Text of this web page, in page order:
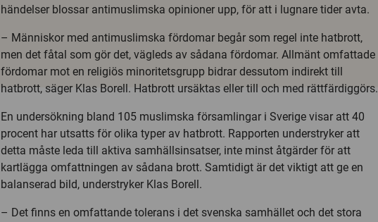
händelser blossar antimuslimska opinioner upp, för att i lugnare tider avta.
– Människor med antimuslimska fördomar begår som regel inte hatbrott,
men det fåtal som gör det, vägleds av sådana fördomar. Allmänt omfattade
fördomar mot en religiös minoritetsgrupp bidrar dessutom indirekt till
hatbrott, säger Klas Borell. Hatbrott ursäktas eller till och med rättfärdiggörs.
En undersökning bland 105 muslimska församlingar i Sverige visar att 40
procent har utsatts för olika typer av hatbrott. Rapporten understryker att
detta måste leda till aktiva samhällsinsatser, inte minst åtgärder för att
kartlägga omfattningen av sådana brott. Samtidigt är det viktigt att ge en
balanserad bild, understryker Klas Borell.
– Det finns en omfattande tolerans i det svenska samhället och det stora